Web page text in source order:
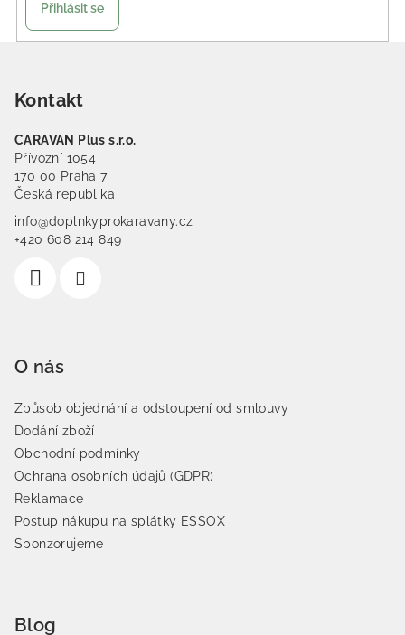
Přihlásit se
Kontakt
CARAVAN Plus s.r.o.
Přívozní 1054
170 00 Praha 7
Česká republika
info@doplnkyprokaravany.cz
+420 608 214 849
O nás
Způsob objednání a odstoupení od smlouvy
Dodání zboží
Obchodní podmínky
Ochrana osobních údajů (GDPR)
Reklamace
Postup nákupu na splátky ESSOX
Sponzorujeme
Blog